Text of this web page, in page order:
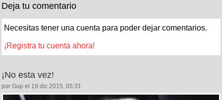
Deja tu comentario
Necesitas tener una cuenta para poder dejar comentarios.
¡Registra tu cuenta ahora!
¡No esta vez!
por Gup el 19 dic 2015, 05:31